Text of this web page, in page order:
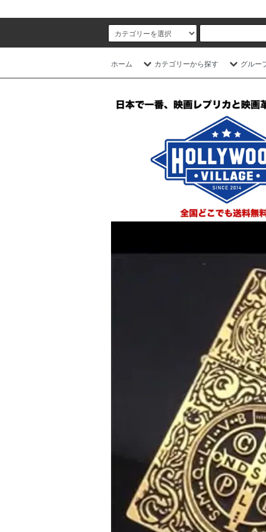
ホーム カテゴリーから探す グルー